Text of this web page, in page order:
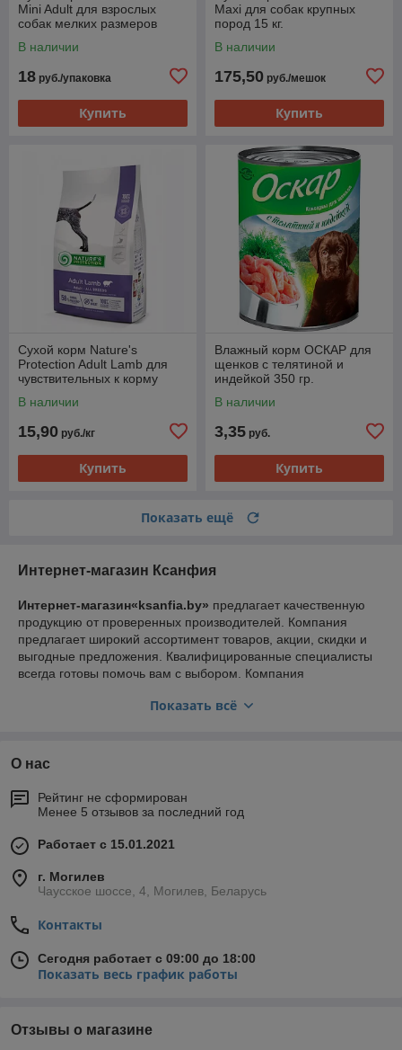
Mini Adult для взрослых
собак мелких размеров
В наличии
18 руб./упаковка
Купить
Maxi для собак крупных
пород 15 кг.
В наличии
175,50 руб./мешок
Купить
Сухой корм Nature's
Protection Adult Lamb для
чувствительных к корму
В наличии
15,90 руб./кг
Купить
Влажный корм ОСКАР для
щенков с телятиной и
индейкой 350 гр.
В наличии
3,35 руб.
Купить
Показать ещё
Интернет-магазин Ксанфия
Интернет-магазин«ksanfia.by» предлагает качественную
продукцию от проверенных производителей. Компания
предлагает широкий ассортимент товаров, акции, скидки и
выгодные предложения. Квалифицированные специалисты
всегда готовы помочь вам с выбором. Компания
возможность самовывоза в Могилеве. Мы находимся на
В интернет-зоомагазине можно найти все, что нужно для
кошек, собак и витаминно-минеральные добавки для с/х
животных.
Товары для кошек купить в Беларуси
Кошки -
очарова
создани
некотор
найдете различные товары для кошек, включая сухой корм,
Показать всё
О нас
Рейтинг не сформирован
Менее 5 отзывов за последний год
Работает с 15.01.2021
г. Могилев
Чаусское шоссе, 4, Могилев, Беларусь
Контакты
Сегодня работает с 09:00 до 18:00
Показать весь график работы
Отзывы о магазине